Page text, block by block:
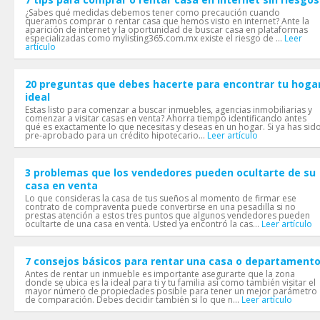
¿Sabes qué medidas debemos tener como precaución cuando
queramos comprar o rentar casa que hemos visto en internet? Ante la
aparición de internet y la oportunidad de buscar casa en plataformas
especializadas como mylisting365.com.mx existe el riesgo de ... Leer
artículo
20 preguntas que debes hacerte para encontrar tu
ideal
Estas listo para comenzar a buscar inmuebles, agencias inmobiliarias y
comenzar a visitar casas en venta? Ahorra tiempo identificando antes
qué es exactamente lo que necesitas y deseas en un hogar. Si ya has
pre-aprobado para un crédito hipotecario... Leer artículo
3 problemas que los vendedores pueden ocultarte de su
casa en venta
Lo que consideras la casa de tus sueños al momento de firmar ese
contrato de compraventa puede convertirse en una pesadilla si no
prestas atención a estos tres puntos que algunos vendedores pueden
ocultarte de una casa en venta. Usted ya encontró la cas... Leer artículo
7 consejos básicos para rentar una casa o departamento
Antes de rentar un inmueble es importante asegurarte que la zona
donde se ubica es la ideal para ti y tu familia así como también visitar el
mayor número de propiedades posible para tener un mejor parámetro
de comparación. Debes decidir también si lo que n... Leer artículo